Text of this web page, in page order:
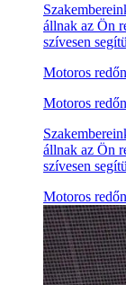
állnak az Ön
szívesen
Motoros
Motoros
állnak az Ön
szívesen
Motoros